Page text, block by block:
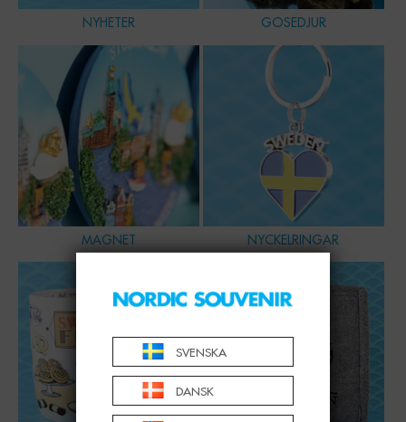
NYHETER GOSEDJUR
MAGNET NYCKELRINGAR
SVENSKA
DANSK